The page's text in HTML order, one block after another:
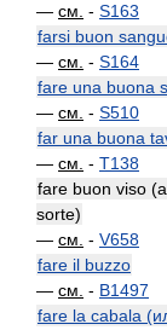
— см. - S163
farsi buon
— см. - S164
fare una buona
— см. - S510
far una buona
— см. - T138
fare buon viso
sorte)
— см. - V658
fare il buzzo
— см. - B1497
fare la cabala